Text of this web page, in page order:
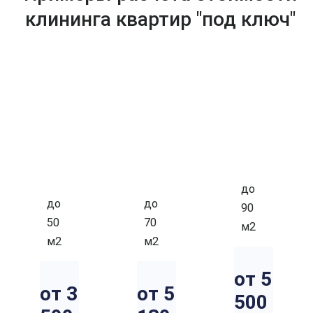
клининга квартир "под ключ"
до
50
м2
от 3
до
70
м2
от 5
до
90
м2
от 5
500